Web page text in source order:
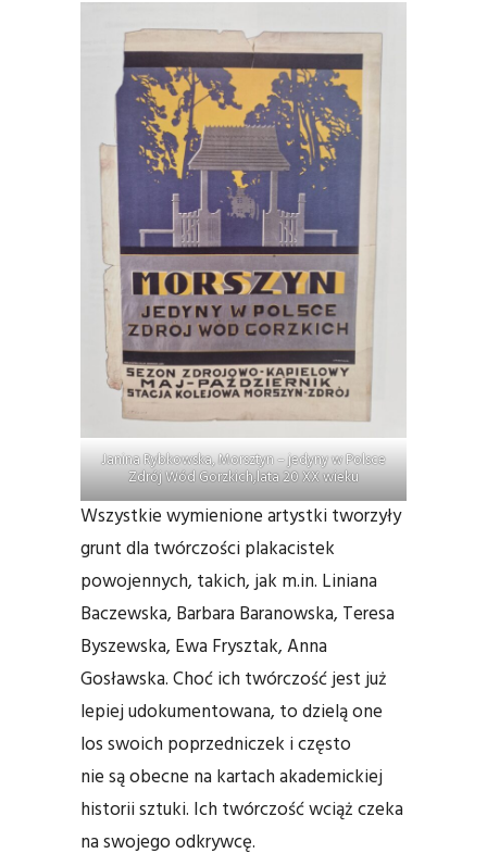
Janina Rybkowska, Morsztyn – jedyny w Polsce
Zdrój Wód Gorzkich,lata 20 XX wieku
Wszystkie wymienione artystki tworzyły
grunt dla twórczości plakacistek
powojennych, takich, jak m.in. Liniana
Baczewska, Barbara Baranowska, Teresa
Byszewska, Ewa Frysztak, Anna
Gosławska. Choć ich twórczość jest już
lepiej udokumentowana, to dzielą one
los swoich poprzedniczek i często
nie są obecne na kartach akademickiej
historii sztuki. Ich twórczość wciąż czeka
na swojego odkrywcę.